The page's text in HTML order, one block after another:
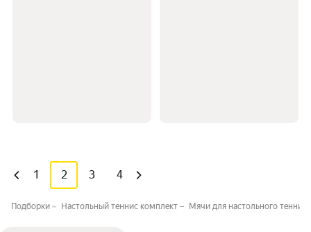
1 2 3 4
Подборки Настольный теннис комплект Мячи для настольного тенниса